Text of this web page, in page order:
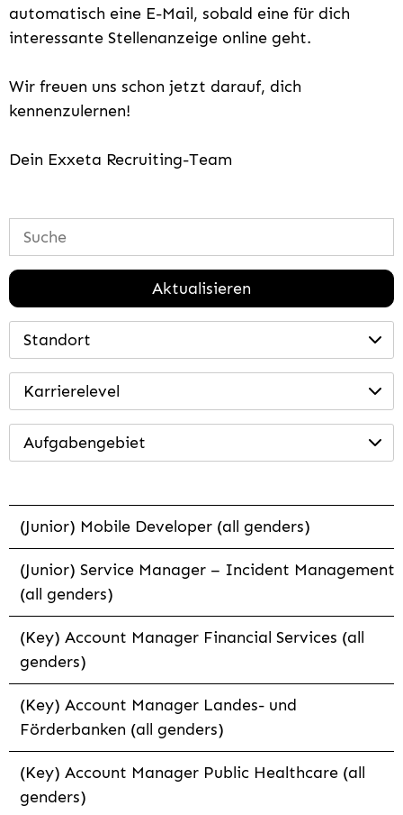
automatisch eine E-Mail, sobald eine für dich
interessante Stellenanzeige online geht.
Wir freuen uns schon jetzt darauf, dich
kennenzulernen!
Dein Exxeta Recruiting-Team
Aktualisieren
Standort
Karrierelevel
Aufgabengebiet
(Junior) Mobile Developer (all genders)
(Junior) Service Manager – Incident Management
(all genders)
(Key) Account Manager Financial Services (all
genders)
(Key) Account Manager Landes- und
Förderbanken (all genders)
(Key) Account Manager Public Healthcare (all
genders)